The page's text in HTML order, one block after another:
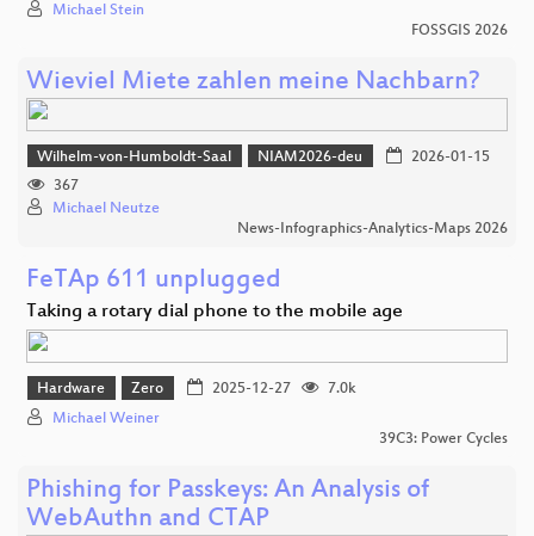
Michael Stein
FOSSGIS 2026
Wieviel Miete zahlen meine Nachbarn?
Wilhelm-von-Humboldt-Saal NIAM2026-deu
2026-01-15
367
Michael Neutze
News-Infographics-Analytics-Maps 2026
FeTAp 611 unplugged
Taking a rotary dial phone to the mobile age
Hardware Zero 2025-12-27
7.0k
Michael Weiner
39C3: Power Cycles
Phishing for Passkeys: An Analysis of
WebAuthn and CTAP